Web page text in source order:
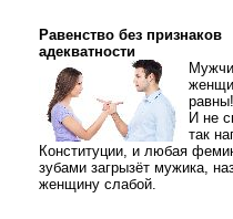
Равенство без признаков
адекватности
равны!
И не
так
Конституции, и любая
зубами загрызёт мужика,
женщину слабой.